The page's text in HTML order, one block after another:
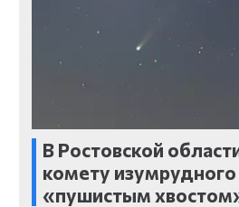
В Ростовской
комету изумрудного
«пушистым